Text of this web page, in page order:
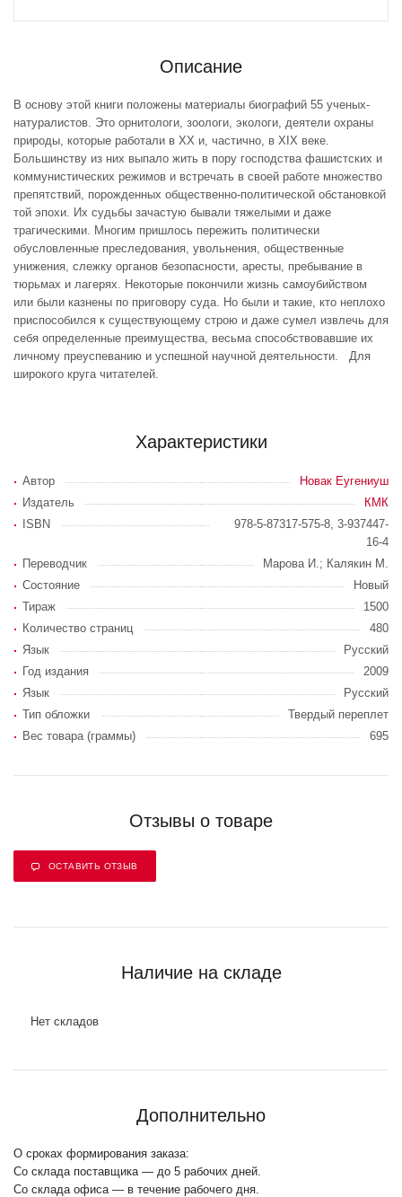
Описание
В основу этой книги положены материалы биографий 55 ученых-
натуралистов. Это орнитологи, зоологи, экологи, деятели охраны
природы, которые работали в XX и, частично, в XIX веке.
Большинству из них выпало жить в пору господства фашистских и
коммунистических режимов и встречать в своей работе множество
препятствий, порожденных общественно-политической обстановкой
той эпохи. Их судьбы зачастую бывали тяжелыми и даже
трагическими. Многим пришлось пережить политически
обусловленные преследования, увольнения, общественные
унижения, слежку органов безопасности, аресты, пребывание в
тюрьмах и лагерях. Некоторые покончили жизнь самоубийством
или были казнены по приговору суда. Но были и такие, кто неплохо
приспособился к существующему строю и даже сумел извлечь для
себя определенные преимущества, весьма способствовавшие их
личному преуспеванию и успешной научной деятельности. Для
широкого круга читателей.
Характеристики
Автор
Новак Еугениуш
Издатель
КМК
ISBN
978-5-87317-575-8, 3-937447-
16-4
Переводчик
Марова И.; Калякин М.
Состояние
Новый
Тираж
1500
Количество страниц
480
Язык
Русский
Год издания
2009
Язык
Русский
Тип обложки
Твердый переплет
Вес товара (граммы)
695
Отзывы о товаре
ОСТАВИТЬ ОТЗЫВ
Наличие на складе
Нет складов
Дополнительно
О сроках формирования заказа:
Со склада поставщика — до 5 рабочих дней.
Со склада офиса — в течение рабочего дня.